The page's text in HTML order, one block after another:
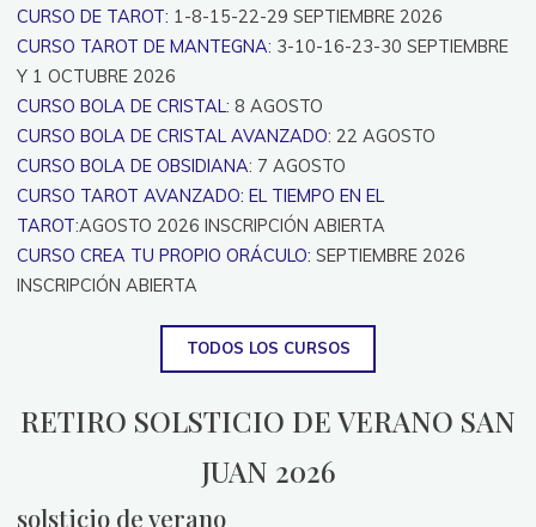
CURSO DE TAROT: 1-8-15-22-29 SEPTIEMBRE 2026
CURSO TAROT DE MANTEGNA: 3-10-16-23-30 SEPTIEMBRE
Y 1 OCTUBRE 2026
CURSO BOLA DE CRISTAL: 8 AGOSTO
CURSO BOLA DE CRISTAL AVANZADO: 22 AGOSTO
CURSO BOLA DE OBSIDIANA: 7 AGOSTO
CURSO TAROT AVANZADO: EL TIEMPO EN EL
TAROT:AGOSTO 2026 INSCRIPCIÓN ABIERTA
CURSO CREA TU PROPIO ORÁCULO: SEPTIEMBRE 2026
INSCRIPCIÓN ABIERTA
TODOS LOS CURSOS
RETIRO SOLSTICIO DE VERANO SAN
JUAN 2026
solsticio de verano